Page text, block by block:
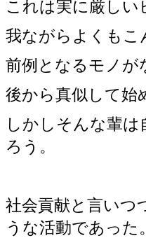
これは実に厳し
我ながらよくもこ
前例となるモノが
後から真似して始
しかしそんな輩
ろう。
社会貢献と言いつ
うな活動であった